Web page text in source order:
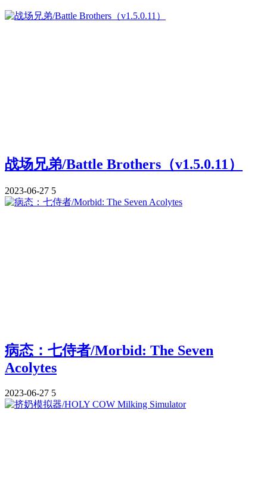
战场兄弟/Battle Brothers（v1.5.0.11）
2023-06-27 5
病态：七侍者/Morbid: The Seven
Acolytes
2023-06-27 5